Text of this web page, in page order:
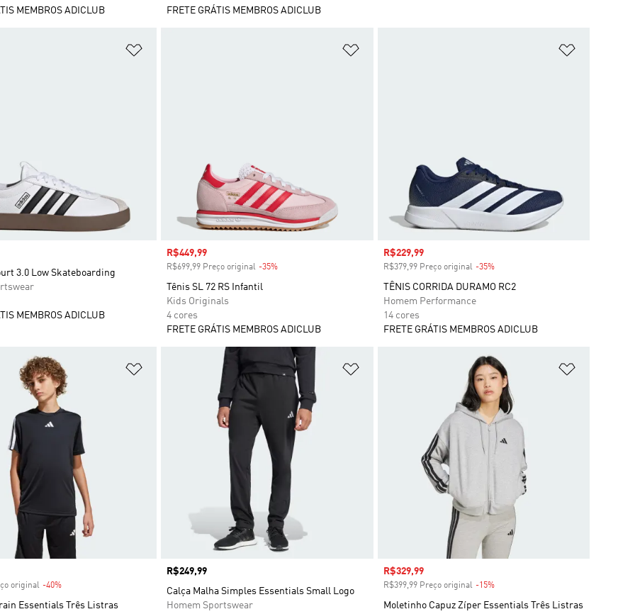
MEMBROS ADICLUB
FRETE GRÁTIS MEMBROS ADICLUB
3.0 Low Skateboarding
MEMBROS ADICLUB
Preço com desconto
R$449,99
R$699,99 Preço original -35%
Tênis SL 72 RS Infantil
Kids Originals
4 cores
FRETE GRÁTIS MEMBROS ADICLUB
Preço com desconto
R$229,99
R$379,99 Preço original -35%Desconto
TÊNIS CORRIDA DURAMO RC2
Homem Performance
14 cores
FRETE GRÁTIS MEMBROS ADICLUB
de Desejos Adicionar à Lista de Desejos
original -40%Desconto
Essentials Três Listras
Adicionar à Lista de Desejos
Preço
R$249,99
Calça Malha Simples Essentials Small Logo
Homem Sportswear
Preço com desconto
R$329,99
R$399,99 Preço original -15%Desconto
Moletinho Capuz Zíper Essentials Três Listras